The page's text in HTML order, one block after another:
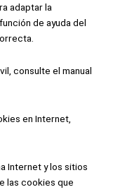
adaptar la
de ayuda del
consulte el manual
en Internet,
Internet y los sitios
las cookies que